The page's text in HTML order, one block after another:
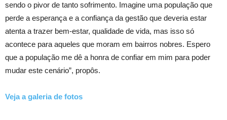
sendo o pivor de tanto sofrimento. Imagine uma população que
perde a esperança e a confiança da gestão que deveria estar
atenta a trazer bem-estar, qualidade de vida, mas isso só
acontece para aqueles que moram em bairros nobres. Espero
que a população me dê a honra de confiar em mim para poder
mudar este cenário”, propôs.
Veja a galeria de fotos